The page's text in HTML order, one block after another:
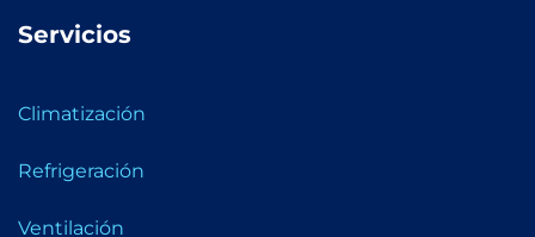
Servicios
Climatización
Refrigeración
Ventilación